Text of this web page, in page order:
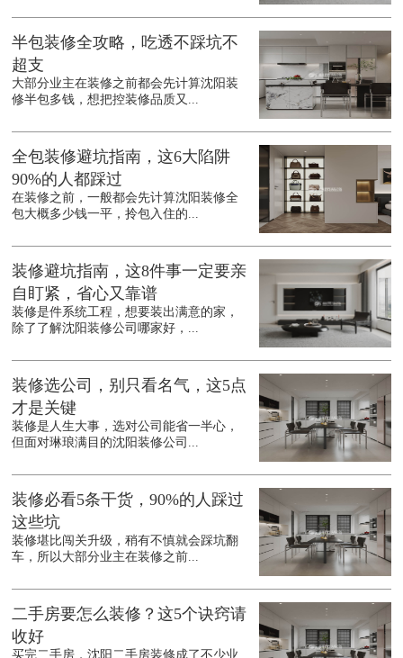
半包装修全攻略，吃透不踩坑不
超支
大部分业主在装修之前都会先计算沈阳装
修半包多钱，想把控装修品质又...
全包装修避坑指南，这6大陷阱
90%的人都踩过
在装修之前，一般都会先计算沈阳装修全
包大概多少钱一平，拎包入住的...
装修避坑指南，这8件事一定要亲
自盯紧，省心又靠谱
装修是件系统工程，想要装出满意的家，
除了了解沈阳装修公司哪家好，...
装修选公司，别只看名气，这5点
才是关键
装修是人生大事，选对公司能省一半心，
但面对琳琅满目的沈阳装修公司...
装修必看5条干货，90%的人踩过
这些坑
装修堪比闯关升级，稍有不慎就会踩坑翻
车，所以大部分业主在装修之前...
二手房要怎么装修？这5个诀窍请
收好
买完二手房，沈阳二手房装修成了不少业